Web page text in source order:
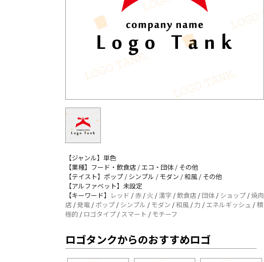
【ジャンル】単色
【業種】フード・飲食店 / エコ・団体 / その他
【テイスト】ポップ / シンプル / モダン / 和風 / その他
【アルファベット】未設定
【キーワード】 レッド / 赤 / 火 / 漢字 /飲食店 /団体 / ショップ /焼肉
店 /発電 / ポップ / シンプル / モダン /和風 /力 / エネルギッシュ / 積
極的 / ロゴタイプ / スマート / モチーフ
ロゴタンクからのおすすめロゴ